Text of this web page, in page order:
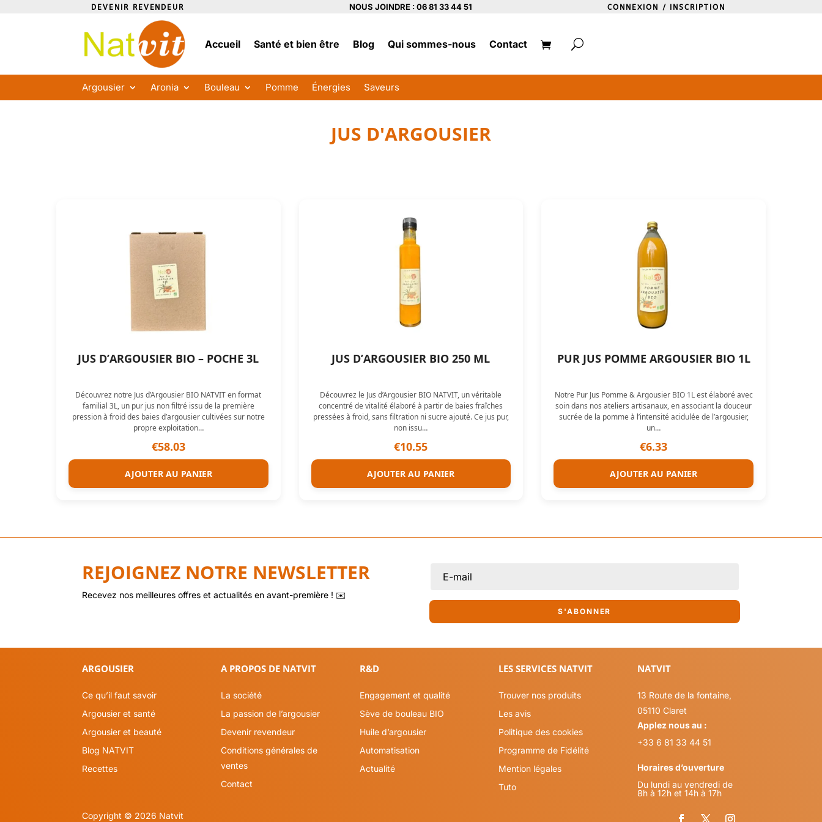
DEVENIR REVENDEUR NOUS JOINDRE : 06 81 33 44 51 CONNEXION / INSCRIPTION
Accueil Santé et bien être Blog Qui sommes-nous Contact
Argousier Aronia Bouleau Pomme Énergies Saveurs
JUS D'ARGOUSIER
JUS D’ARGOUSIER BIO – POCHE 3L
Découvrez notre Jus d’Argousier BIO NATVIT en format
familial 3L, un pur jus non filtré issu de la première
pression à froid des baies d’argousier cultivées sur notre
propre exploitation…
€58.03
AJOUTER AU PANIER
JUS D’ARGOUSIER BIO 250 ML
Découvrez le Jus d’Argousier BIO NATVIT, un véritable
concentré de vitalité élaboré à partir de baies fraîches
pressées à froid, sans filtration ni sucre ajouté. Ce jus pur,
non issu…
€10.55
AJOUTER AU PANIER
PUR JUS POMME ARGOUSIER BIO 1L
Notre Pur Jus Pomme & Argousier BIO 1L est élaboré avec
soin dans nos ateliers artisanaux, en associant la douceur
sucrée de la pomme à l’intensité acidulée de l’argousier,
un…
€6.33
AJOUTER AU PANIER
REJOIGNEZ NOTRE NEWSLETTER
Recevez nos meilleures offres et actualités en avant-première ! ✉️
S'ABONNER
ARGOUSIER
Ce qu’il faut savoir
Argousier et santé
Argousier et beauté
Blog NATVIT
Recettes
A PROPOS DE NATVIT
La société
La passion de l’argousier
Devenir revendeur
Conditions générales de
ventes
Contact
R&D
Engagement et qualité
Sève de bouleau BIO
Huile d’argousier
Automatisation
Actualité
LES SERVICES NATVIT
Trouver nos produits
Les avis
Politique des cookies
Programme de Fidélité
Mention légales
Tuto
NATVIT
13 Route de la fontaine,
05110 Claret
Applez nous au :
+33 6 81 33 44 51
Horaires d’ouverture
Du lundi au vendredi de
8h à 12h et 14h à 17h
Copyright © 2026 Natvit